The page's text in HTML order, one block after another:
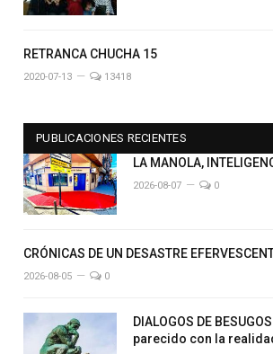
RETRANCA CHUCHA 15
2020-07-13 13418
PUBLICACIONES RECIENTES
LA MANOLA,
2026-08-07 0
CRÓNICAS DE UN DESASTRE
2026-08-05 0
DIALOGOS DE
parecido con la